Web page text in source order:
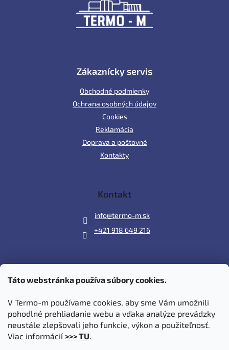
Táto webstránka používa súbory cookies.
V Termo-m používame cookies, aby sme Vám umožnili
pohodlné prehliadanie webu a vďaka analýze prevádzky
neustále zlepšovali jeho funkcie, výkon a použiteľnosť.
Viac informácií >>> TU.
Zákaznícky servis
Obchodné podmienky
Ochrana osobných údajov
Cookies
Reklamácia
Doprava a poštovné
Kontakty
Kontakt
info@termo-m.sk
+421 918 649 216
Prijímame online platby